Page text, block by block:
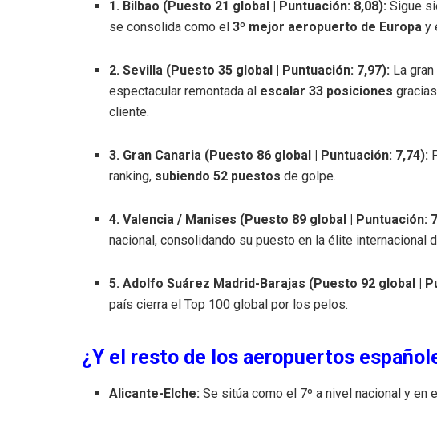
1. Bilbao (Puesto 21 global | Puntuación: 8,08): Sigue
se consolida como el3º mejor aeropuerto de Europa y
2. Sevilla (Puesto 35 global | Puntuación: 7,97): La
espectacular remontada al escalar 33 posiciones
cliente.
3. Gran Canaria (Puesto 86 global | Puntuación: 7,74):
ranking, subiendo 52 puestos de golpe.
4. Valencia / Manises (Puesto 89 global | Puntuación:
nacional, consolidando su puesto en la élite internacional
5. Adolfo Suárez Madrid-Barajas (Puesto 92 global |
país cierra el Top 100 global por los pelos.
¿Y el resto de los aeropuertos
Alicante-Elche: Se sitúa como el 7º a nivel nacional y en